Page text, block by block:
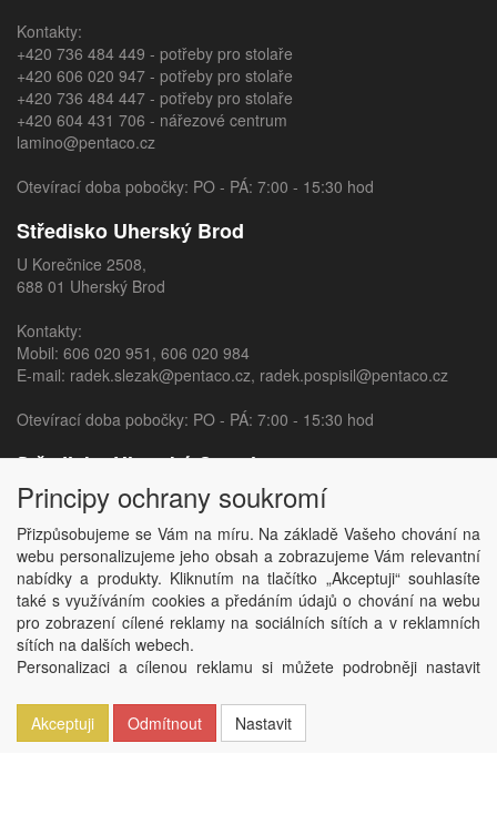
Principy ochrany soukromí
Přizpůsobujeme se Vám na míru. Na základě Vašeho chování na
webu personalizujeme jeho obsah a zobrazujeme Vám relevantní
nabídky a produkty. Kliknutím na tlačítko „Akceptuji“ souhlasíte
také s využíváním cookies a předáním údajů o chování na webu
pro zobrazení cílené reklamy na sociálních sítích a v reklamních
sítích na dalších webech.
Personalizaci a cílenou reklamu si můžete podrobněji nastavit
Akceptuji
Odmítnout Nastavit
Kontakty:
+420 736 484 449 - potřeby pro stolaře
+420 606 020 947 - potřeby pro stolaře
+420 736 484 447 - potřeby pro stolaře
+420 604 431 706 - nářezové centrum
lamino@pentaco.cz
Otevírací doba pobočky: PO - PÁ: 7:00 - 15:30 hod
Středisko Uherský Brod
U Korečnice 2508,
688 01 Uherský Brod
Kontakty:
Mobil: 606 020 951 , 606 020 984
E-mail: radek.slezak@pentaco.cz, radek.pospisil@pentaco.cz
Otevírací doba pobočky: PO - PÁ: 7:00 - 15:30 hod
Středisko Uherský Ostroh
Sídliště 840,
687 24 Uherský Ostroh
Kontakty:
Mobil:606 020 982, 606 020 377
E-mail:jana.sedlarova@pentaco.cz,habarta@pentaco.cz
Otevírací doba pobočky: PO - PÁ: 7:00 - 15:30 hod
Copyright © PentaCo, spol. s.r.o. 2026,powered by ABRA E-shop